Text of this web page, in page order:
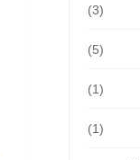
(3)
(5)
(1)
(1)